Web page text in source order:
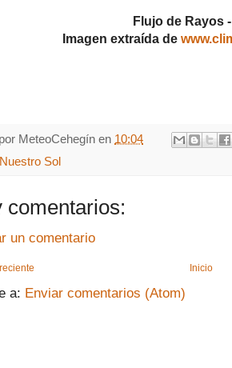
Flujo de Rayos
Imagen extraída de
MeteoCehegín en 10:04
Nuestro Sol
comentarios:
un comentario
Inicio
a: Enviar comentarios (Atom)